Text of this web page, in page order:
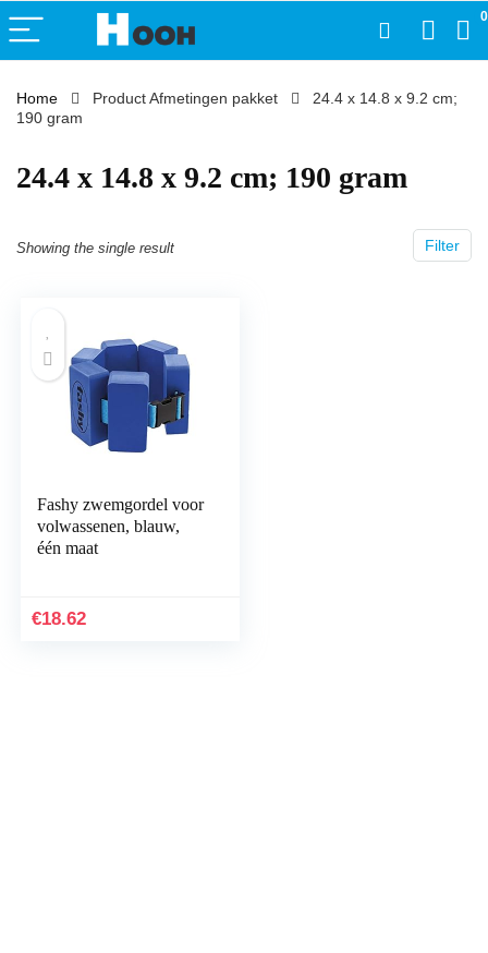
0
Home Product Afmetingen pakket
‎24.4 x 14.8 x 9.2 cm;
190 gram
‎24.4 x 14.8 x 9.2 cm; 190 gram
Filter
Showing the single result
Fashy zwemgordel voor
volwassenen, blauw,
één maat
€18.62